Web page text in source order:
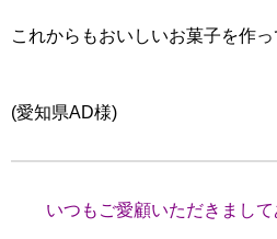
これからもおいしいお菓子を作
(愛知県AD様)
いつもご愛顧いただきまして